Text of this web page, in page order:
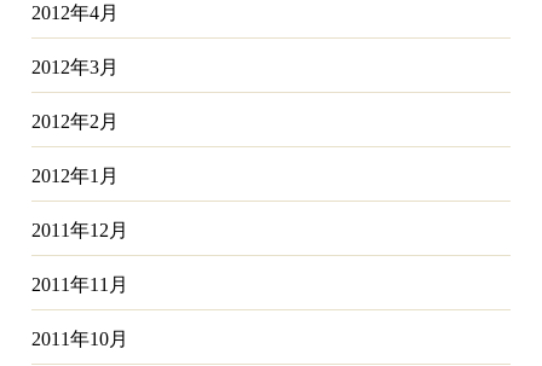
2012年4月
2012年3月
2012年2月
2012年1月
2011年12月
2011年11月
2011年10月